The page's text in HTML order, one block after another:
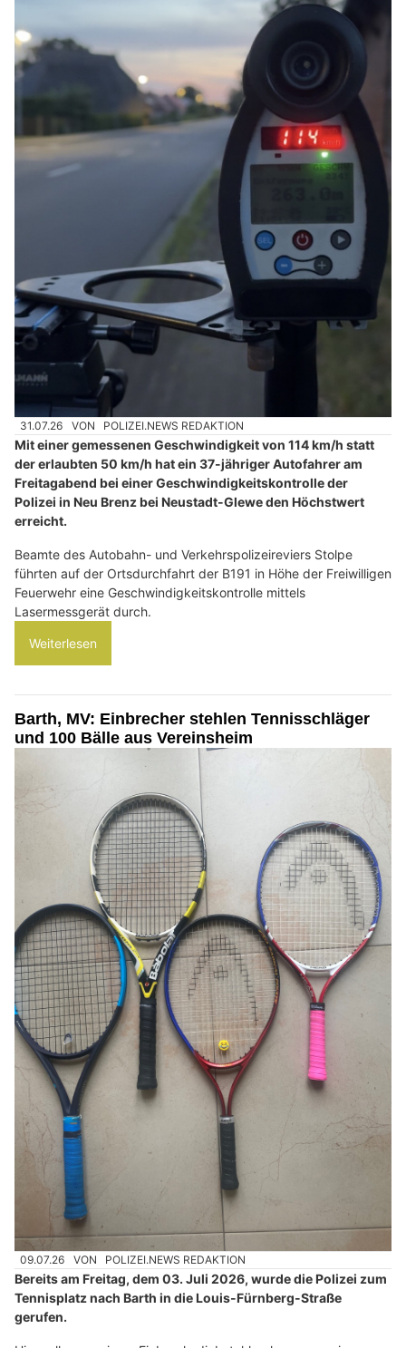
31.07.26 VON POLIZEI.NEWS REDAKTION
Mit einer gemessenen Geschwindigkeit von 114 km/h statt
der erlaubten 50 km/h hat ein 37-jähriger Autofahrer am
Freitagabend bei einer Geschwindigkeitskontrolle der
Polizei in Neu Brenz bei Neustadt-Glewe den Höchstwert
erreicht.
Beamte des Autobahn- und Verkehrspolizeireviers Stolpe
führten auf der Ortsdurchfahrt der B191 in Höhe der Freiwilligen
Feuerwehr eine Geschwindigkeitskontrolle mittels
Lasermessgerät durch.
Weiterlesen
Barth, MV: Einbrecher stehlen Tennisschläger
und 100 Bälle aus Vereinsheim
09.07.26 VON POLIZEI.NEWS REDAKTION
Bereits am Freitag, dem 03. Juli 2026, wurde die Polizei zum
Tennisplatz nach Barth in die Louis-Fürnberg-Straße
gerufen.